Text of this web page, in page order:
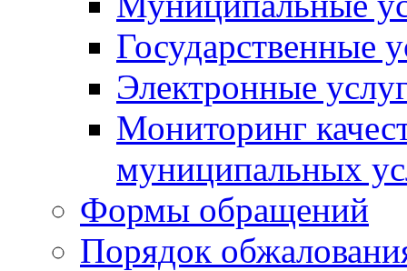
Государственные
Электронные
Мониторинг
муниципальных
Формы обращений
Порядок